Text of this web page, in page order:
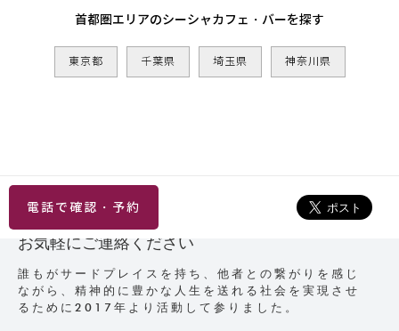
首都圏エリアのシーシャカフェ・バーを探す
東京都 千葉県 埼玉県 神奈川県
電話で確認・予約
お気軽にご連絡ください
誰もがサードプレイスを持ち、他者との繋がりを感じ
ながら、精神的に豊かな人生を送れる社会を実現させ
るために2017年より活動して参りました。